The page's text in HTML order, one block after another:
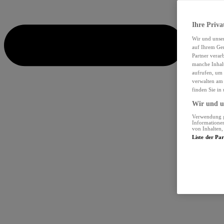
Ihre
Wir und
auf Ihrem
Partner
manche
aufrufen, um
verwalten
finden Sie in
Wir und
Verwendung
von Inhalten,
Liste der